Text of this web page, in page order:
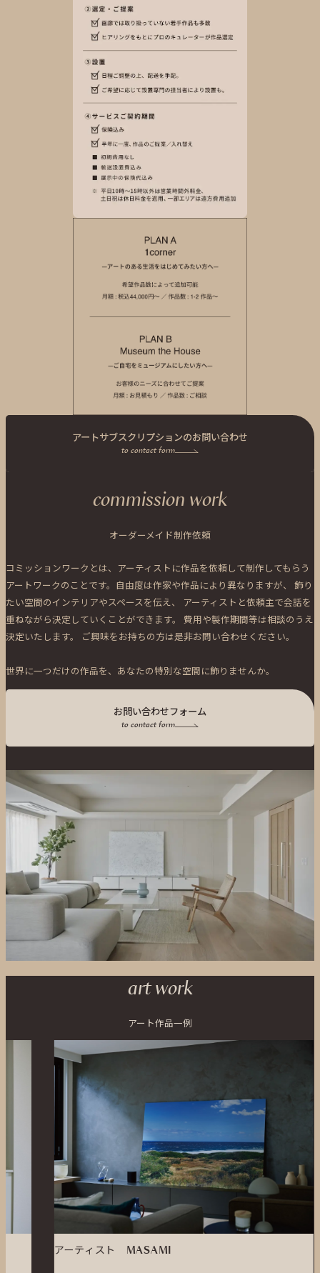
アートサブスクリプションのお問い合わせ
to contact form
commission work
オーダーメイド制作依頼
コミッションワークとは、アーティストに作品を依頼して制作してもらう
アートワークのことです。自由度は作家や作品により異なりますが、 飾り
たい空間のインテリアやスペースを伝え、
アーティストと依頼主で会話を
重ねながら決定していくことができます。 費用や製作期間等は相談のうえ
決定いたします。
ご興味をお持ちの方は是非お問い合わせください。
世界に一つだけの作品を、あなたの特別な空間に飾りませんか。
お問い合わせフォーム
to contact form
art work
アート作品一例
アーティストMASAMI